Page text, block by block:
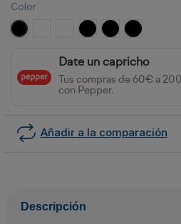
Color
NEGRO BLANCO/MARINO
NEGRO/BLANCO/
NEGRO/NEGRO/
Date un capricho
Tus compras de 60€ a
con Pepper.
Añadir a la comparación
Descripción